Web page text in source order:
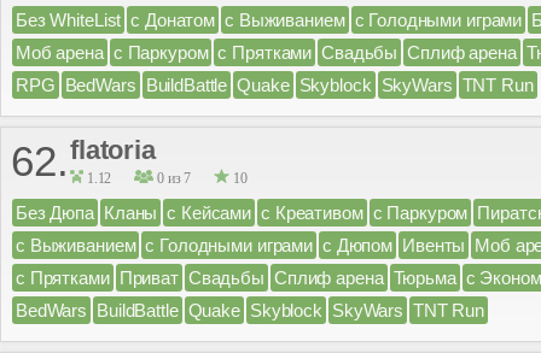
Без WhiteList с Донатом с Выживанием с Голодными играми
Моб арена с Паркуром с Прятками Свадьбы Сплиф арена
RPG BedWars BuildBattle Quake Skyblock SkyWars TNT Run
62.flatoria
1.12 0 из 7 10
Без Дюпа Кланы с Кейсами с Креативом с Паркуром
с Выживанием с Голодными играми с Дюпом Ивенты Моб
с Прятками Приват Свадьбы Сплиф арена Тюрьма с
BedWars BuildBattle Quake Skyblock SkyWars TNT Run